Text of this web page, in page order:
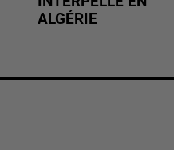
ALGÉRIE